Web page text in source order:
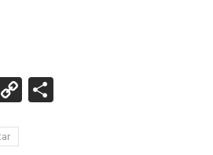
CopyShare